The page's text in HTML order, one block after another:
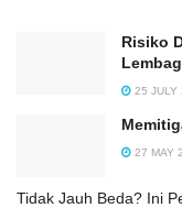
Risiko
25 JULY
27 MAY
Tidak Jauh Beda? Ini